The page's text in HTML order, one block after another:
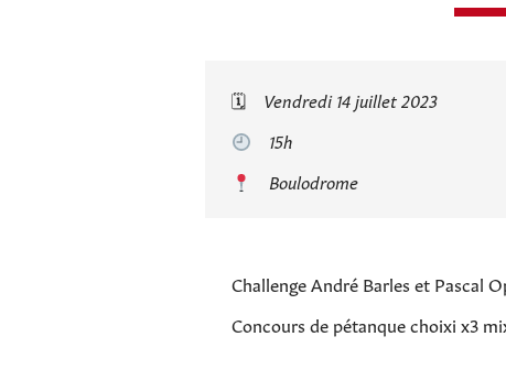
🗓
Vendredi 14 juillet 2023
15h
Boulodrome
Challenge André Barles et Pascal
Concours de pétanque choixi x3